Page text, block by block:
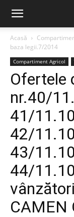
Acasă
baza legii.7/2014
Compartiment Agricol
Ofertele
nr.40/
41/
42/
43/
44/
CAMEN